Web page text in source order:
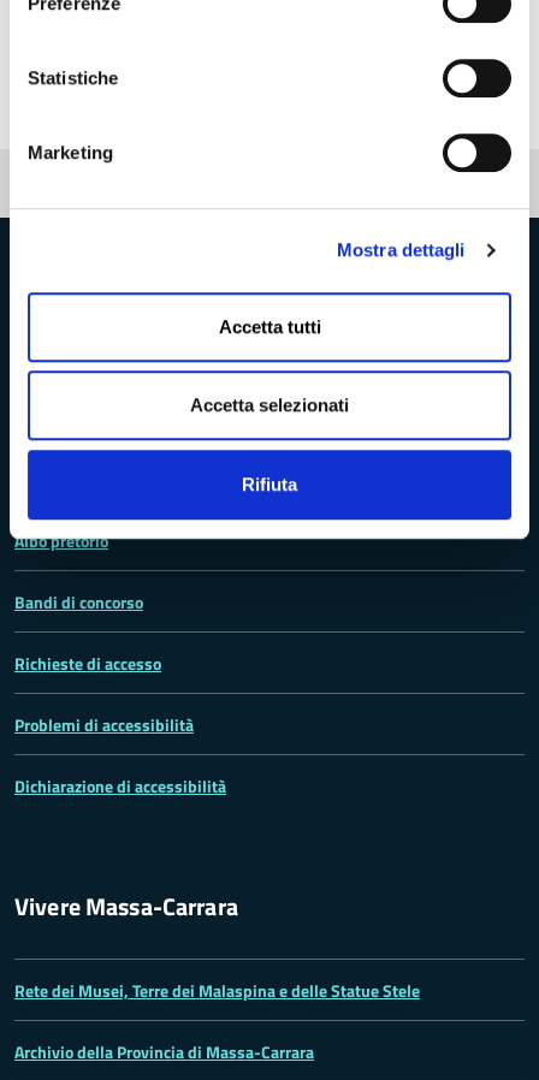
Statistiche
Marketing
Mostra dettagli
Accetta tutti
Accetta selezionati
Rifiuta
Trasparenza e Accessibilità
Albo pretorio
Bandi di concorso
Richieste di accesso
Problemi di accessibilità
Dichiarazione di accessibilità
Vivere Massa-Carrara
Rete dei Musei, Terre dei Malaspina e delle Statue Stele
Archivio della Provincia di Massa-Carrara